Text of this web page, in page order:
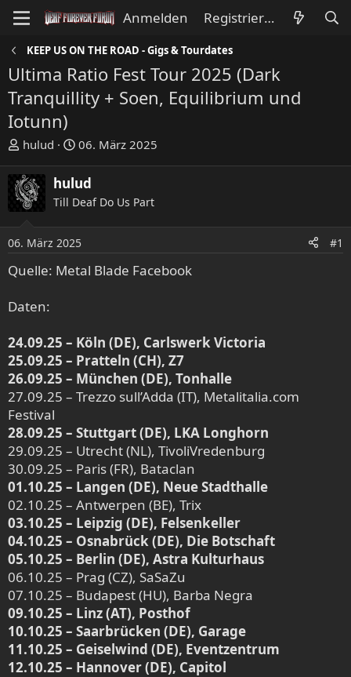
Anmelden Registrieren
KEEP US ON THE ROAD - Gigs & Tourdates
Ultima Ratio Fest Tour 2025 (Dark
Tranquillity + Soen, Equilibrium und
Iotunn)
E
s
t
e
l
r
hulud
E
s
t
e
l
l
a
06. März 2025
hulud
Till Deaf Do Us Part
06. März 2025 #1
Quelle: Metal Blade Facebook
Daten:
24.09.25 – Köln (DE), Carlswerk Victoria
25.09.25 – Pratteln (CH), Z7
26.09.25 – München (DE), Tonhalle
27.09.25 – Trezzo sull’Adda (IT), Metalitalia.com
Festival
28.09.25 – Stuttgart (DE), LKA Longhorn
29.09.25 – Utrecht (NL), TivoliVredenburg
30.09.25 – Paris (FR), Bataclan
01.10.25 – Langen (DE), Neue Stadthalle
02.10.25 – Antwerpen (BE), Trix
03.10.25 – Leipzig (DE), Felsenkeller
04.10.25 – Osnabrück (DE), Die Botschaft
05.10.25 – Berlin (DE), Astra Kulturhaus
06.10.25 – Prag (CZ), SaSaZu
07.10.25 – Budapest (HU), Barba Negra
09.10.25 – Linz (AT), Posthof
10.10.25 – Saarbrücken (DE), Garage
11.10.25 – Geiselwind (DE), Eventzentrum
12.10.25 – Hannover (DE), Capitol